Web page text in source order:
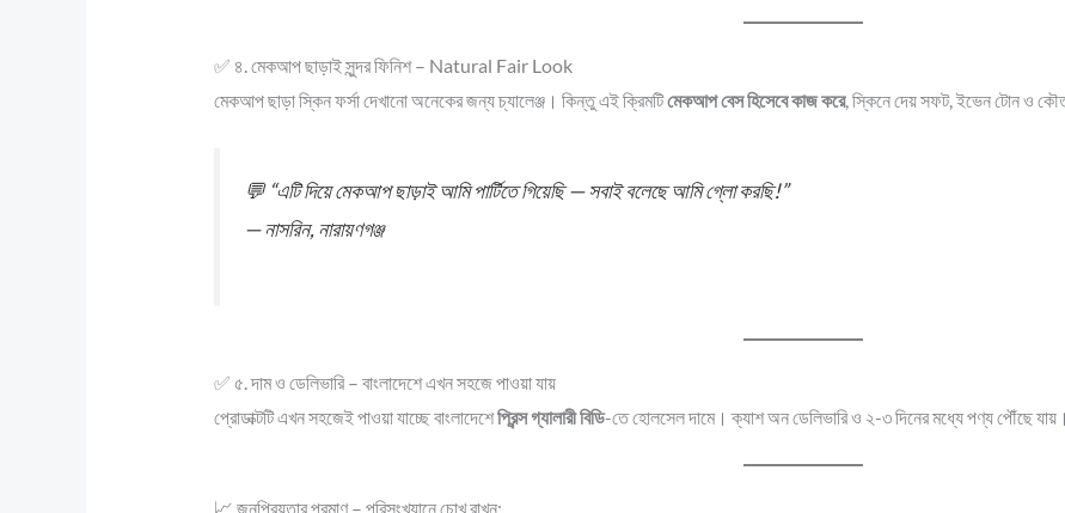
✅ ৪. মেকআপ ছাড়াই সুন্দর ফিনিশ – Natural Fair Look
মেকআপ ছাড়া স্কিন ফর্সা দেখানো অনেকের জন্য চ্যালেঞ্জ। কিন্তু এই ক্রিমটিমেকআপ বেস হিসেবে কাজ করে, স্কিনে দেয় সফট, ইভেন টোন ও
💬 “এটি দিয়ে মেকআপ ছাড়াই আমি পার্টিতে গিয়েছি — সবাই বলেছে আমি গ্লো করছি!”
—নাসরিন, নারায়ণগঞ্জ
✅ ৫. দাম ও ডেলিভারি – বাংলাদেশে এখন সহজে পাওয়া যায়
প্রোডাক্টটি এখন সহজেই পাওয়া যাচ্ছে বাংলাদেশেপ্রিন্স গ্যালারী বিডি-তে হোলসেল দামে। ক্যাশ অন ডেলিভারি ও ২-৩ দিনের মধ্যে পণ্য পৌঁছে যায়।
📈 জনপ্রিয়তার প্রমাণ – পরিসংখ্যানে চোখ রাখুন: